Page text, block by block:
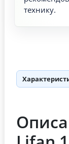
технику.